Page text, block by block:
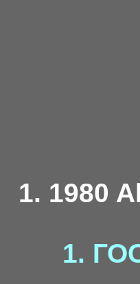
1. 1980
1.